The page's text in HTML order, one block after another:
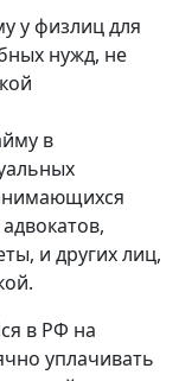
у физлиц для
нужд, не
в
и других лиц,
в РФ на
уплачивать